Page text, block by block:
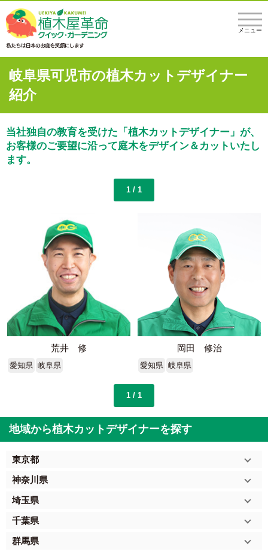
メニュー
岐阜県可児市の植木カットデザイナー
紹介
当社独自の教育を受けた「植木カットデザイナー」が、
お客様のご要望に沿って庭木をデザイン＆カットいたし
ます。
1 / 1
荒井 修
愛知県 岐阜県
岡田 修治
愛知県 岐阜県
1 / 1
地域から植木カットデザイナーを探す
東京都
神奈川県
埼玉県
千葉県
群馬県